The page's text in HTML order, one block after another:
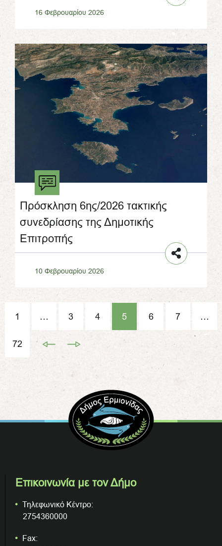
16 Φεβρουαρίου 2026
Πρόσκληση 6ης/2026 τακτικής
συνεδρίασης της Δημοτικής
Επιτροπής
10 Φεβρουαρίου 2026
1 … 3 4 5 6 7 …
72
Επικοινωνία με τον Δήμο
Τηλεφωνικό Κέντρο:
2754360000
Fax: